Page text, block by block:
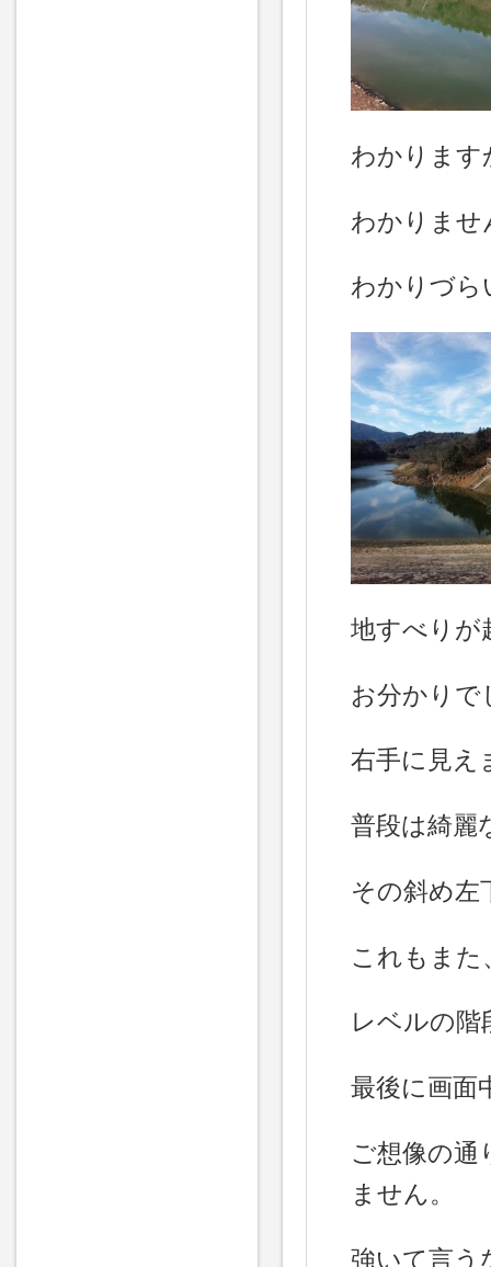
わかります
わかりませ
わかりづら
地すべりが
お分かりで
右手に見え
普段は綺麗
その斜め左
これもまた
レベルの
最後に画面
ご想像の通
ません。
強いて言う